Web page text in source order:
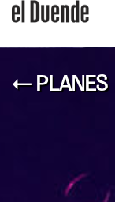
← PLANES